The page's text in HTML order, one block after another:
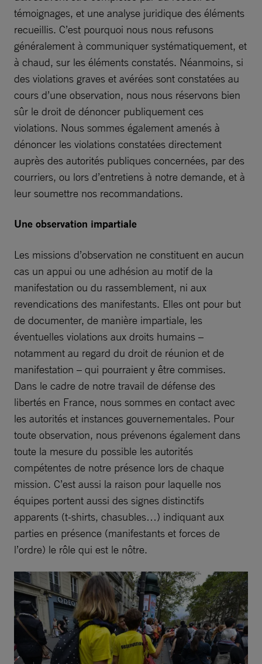
témoignages, et une analyse juridique des éléments
recueillis. C’est pourquoi nous nous refusons
généralement à communiquer systématiquement, et
à chaud, sur les éléments constatés. Néanmoins, si
des violations graves et avérées sont constatées au
cours d’une observation, nous nous réservons bien
sûr le droit de dénoncer publiquement ces
violations. Nous sommes également amenés à
dénoncer les violations constatées directement
auprès des autorités publiques concernées, par des
courriers, ou lors d’entretiens à notre demande, et à
leur soumettre nos recommandations.
Une observation impartiale
Les missions d’observation ne constituent en aucun
cas un appui ou une adhésion au motif de la
manifestation ou du rassemblement, ni aux
revendications des manifestants. Elles ont pour but
de documenter, de manière impartiale, les
éventuelles violations aux droits humains –
notamment au regard du droit de réunion et de
manifestation – qui pourraient y être commises.
Dans le cadre de notre travail de défense des
libertés en France, nous sommes en contact avec
les autorités et instances gouvernementales. Pour
toute observation, nous prévenons également dans
toute la mesure du possible les autorités
compétentes de notre présence lors de chaque
mission. C’est aussi la raison pour laquelle nos
équipes portent aussi des signes distinctifs
apparents (t-shirts, chasubles…) indiquant aux
parties en présence (manifestants et forces de
l’ordre) le rôle qui est le nôtre.